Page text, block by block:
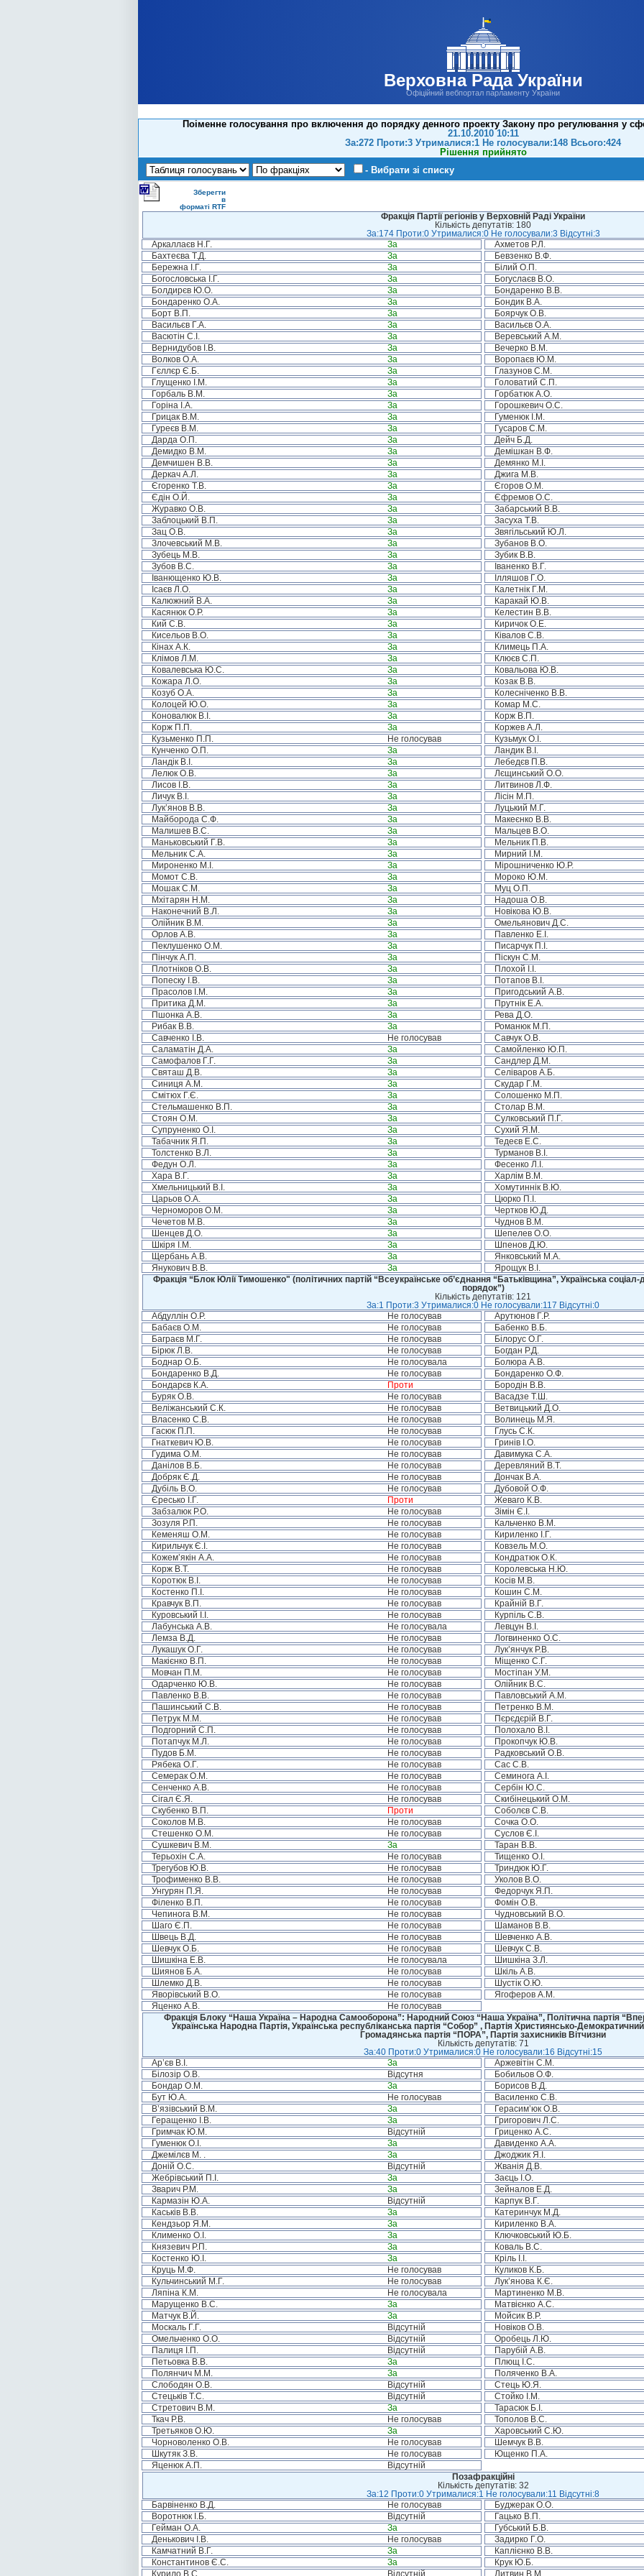
Верховна Рада України
Офіційний вебпортал парламенту України
Поіменне голосування про включення до порядку денного проекту Закону про регулювання у
21.10.2010 10:11
За:272 Проти:3 Утрималися:1 Не голосували:148 Всього:424
Рішення прийнято
- Вибрати зі списку
Зберегти
в
форматі RTF
Фракція Партії регіонів у Верховній Раді України
Кількість депутатів: 180
За:174 Проти:0 Утрималися:0 Не голосували:3 Відсутні:3
Аркаллаєв Н.Г.
За Ахметов Р.Л.
Бахтеєва Т.Д.
За Бевзенко В.Ф.
Бережна І.Г.
За Білий О.П.
Богословська І.Г.
За Богуслаєв В.О.
Болдирєв Ю.О.
За Бондаренко В.В.
Бондаренко О.А.
За Бондик В.А.
Борт В.П.
За Боярчук О.В.
Васильєв Г.А.
За Васильєв О.А.
Васютін С.І.
За Веревський А.М.
Вернидубов І.В.
За Вечерко В.М.
Волков О.А.
За Воропаєв Ю.М.
Гєллєр Є.Б.
За Глазунов С.М.
Глущенко І.М.
За Головатий С.П.
Горбаль В.М.
За Горбатюк А.О.
Горіна І.А.
За Горошкевич О.С.
Грицак В.М.
За Гуменюк І.М.
Гуреєв В.М.
За Гусаров С.М.
Дарда О.П.
За Дейч Б.Д.
Демидко В.М.
За Демішкан В.Ф.
Демчишен В.В.
За Демянко М.І.
Деркач А.Л.
За Джига М.В.
Єгоренко Т.В.
За Єгоров О.М.
Єдін О.Й.
За Єфремов О.С.
Журавко О.В.
За Забарський В.В.
Заблоцький В.П.
За Засуха Т.В.
Зац О.В.
За Звягільський Ю.Л.
Злочевський М.В.
За Зубанов В.О.
Зубець М.В.
За Зубик В.В.
Зубов В.С.
За Іваненко В.Г.
Іванющенко Ю.В.
За Ілляшов Г.О.
Ісаєв Л.О.
За Калетнік Г.М.
Калюжний В.А.
За Каракай Ю.В.
Касянюк О.Р.
За Келестин В.В.
Кий С.В.
За Киричок О.Е.
Кисельов В.О.
За Ківалов С.В.
Кінах А.К.
За Климець П.А.
Клімов Л.М.
За Клюєв С.П.
Ковалевська Ю.С.
За Ковальова Ю.В.
Кожара Л.О.
За Козак В.В.
Козуб О.А.
За Колесніченко В.В.
Колоцей Ю.О.
За Комар М.С.
Коновалюк В.І.
За Корж В.П.
Корж П.П.
За Коржев А.Л.
Кузьменко П.П.
Не голосував Кузьмук О.І.
Кунченко О.П.
За Ландик В.І.
Ландік В.І.
За Лебедєв П.В.
Лелюк О.В.
За Лєщинський О.О.
Лисов І.В.
За Литвинов Л.Ф.
Личук В.І.
За Лісін М.П.
Лук’янов В.В.
За Луцький М.Г.
Майборода С.Ф.
За Макеєнко В.В.
Малишев В.С.
За Мальцев В.О.
Маньковський Г.В.
За Мельник П.В.
Мельник С.А.
За Мирний І.М.
Мироненко М.І.
За Мірошниченко Ю.Р.
Момот С.В.
За Мороко Ю.М.
Мошак С.М.
За Муц О.П.
Мхітарян Н.М.
За Надоша О.В.
Наконечний В.Л.
За Новікова Ю.В.
Олійник В.М.
За Омельянович Д.С.
Орлов А.В.
За Павленко Е.І.
Пеклушенко О.М.
За Писарчук П.І.
Пінчук А.П.
За Піскун С.М.
Плотніков О.В.
За Плохой І.І.
Попеску І.В.
За Потапов В.І.
Прасолов І.М.
За Пригодський А.В.
Притика Д.М.
За Прутнік Е.А.
Пшонка А.В.
За Рева Д.О.
Рибак В.В.
За Романюк М.П.
Савченко І.В.
Не голосував Савчук О.В.
Саламатін Д.А.
За Самойленко Ю.П.
Самофалов Г.Г.
За Сандлер Д.М.
Святаш Д.В.
За Селіваров А.Б.
Синиця А.М.
За Скудар Г.М.
Смітюх Г.Є.
За Солошенко М.П.
Стельмашенко В.П.
За Столар В.М.
Стоян О.М.
За Сулковський П.Г.
Супруненко О.І.
За Сухий Я.М.
Табачник Я.П.
За Тедеєв Е.С.
Толстенко В.Л.
За Турманов В.І.
Федун О.Л.
За Фесенко Л.І.
Хара В.Г.
За Харлім В.М.
Хмельницький В.І.
За Хомутиннік В.Ю.
Царьов О.А.
За Цюрко П.І.
Черноморов О.М.
За Чертков Ю.Д.
Чечетов М.В.
За Чуднов В.М.
Шенцев Д.О.
За Шепелев О.О.
Шкіря І.М.
За Шпенов Д.Ю.
Щербань А.В.
За Янковський М.А.
Янукович В.В.
За Ярощук В.І.
Фракція “Блок Юлії Тимошенко" (політичних партій “Всеукраїнське об’єднання “Батьківщина”, Українська
порядок”)
Кількість депутатів: 121
За:1 Проти:3 Утрималися:0 Не голосували:117 Відсутні:0
Абдуллін О.Р.
Не голосував Арутюнов Г.Р.
Бабаєв О.М.
Не голосував Бабенко В.Б.
Баграєв М.Г.
Не голосував Білорус О.Г.
Бірюк Л.В.
Не голосував Богдан Р.Д.
Боднар О.Б.
Не голосувала Болюра А.В.
Бондаренко В.Д.
Не голосував Бондаренко О.Ф.
Бондарєв К.А.
Проти Бородін В.В.
Буряк О.В.
Не голосував Васадзе Т.Ш.
Веліжанський С.К.
Не голосував Ветвицький Д.О.
Власенко С.В.
Не голосував Волинець М.Я.
Гасюк П.П.
Не голосував Глусь С.К.
Гнаткевич Ю.В.
Не голосував Гринів І.О.
Гудима О.М.
Не голосував Давимука С.А.
Данілов В.Б.
Не голосував Деревляний В.Т.
Добряк Є.Д.
Не голосував Дончак В.А.
Дубіль В.О.
Не голосував Дубовой О.Ф.
Єресько І.Г.
Проти Жеваго К.В.
Забзалюк Р.О.
Не голосував Зімін Є.І.
Зозуля Р.П.
Не голосував Кальченко В.М.
Кеменяш О.М.
Не голосував Кириленко І.Г.
Кирильчук Є.І.
Не голосував Ковзель М.О.
Кожем’якін А.А.
Не голосував Кондратюк О.К.
Корж В.Т.
Не голосував Королевська Н.Ю.
Коротюк В.І.
Не голосував Косів М.В.
Костенко П.І.
Не голосував Кошин С.М.
Кравчук В.П.
Не голосував Крайній В.Г.
Куровський І.І.
Не голосував Курпіль С.В.
Лабунська А.В.
Не голосувала Левцун В.І.
Лемза В.Д.
Не голосував Логвиненко О.С.
Лукашук О.Г.
Не голосував Лук’янчук Р.В.
Макієнко В.П.
Не голосував Міщенко С.Г.
Мовчан П.М.
Не голосував Мостіпан У.М.
Одарченко Ю.В.
Не голосував Олійник В.С.
Павленко В.В.
Не голосував Павловський А.М.
Пашинський С.В.
Не голосував Петренко В.М.
Петрук М.М.
Не голосував Пєрєдєрій В.Г.
Подгорний С.П.
Не голосував Полохало В.І.
Потапчук М.Л.
Не голосував Прокопчук Ю.В.
Пудов Б.М.
Не голосував Радковський О.В.
Рябека О.Г.
Не голосував Сас С.В.
Семерак О.М.
Не голосував Семинога А.І.
Сенченко А.В.
Не голосував Сербін Ю.С.
Сігал Є.Я.
Не голосував Скибінецький О.М.
Скубенко В.П.
Проти Соболєв С.В.
Соколов М.В.
Не голосував Сочка О.О.
Стешенко О.М.
Не голосував Суслов Є.І.
Сушкевич В.М.
За Таран В.В.
Терьохін С.А.
Не голосував Тищенко О.І.
Трегубов Ю.В.
Не голосував Триндюк Ю.Г.
Трофименко В.В.
Не голосував Уколов В.О.
Унгурян П.Я.
Не голосував Федорчук Я.П.
Філенко В.П.
Не голосував Фомін О.В.
Чепинога В.М.
Не голосував Чудновський В.О.
Шаго Є.П.
Не голосував Шаманов В.В.
Швець В.Д.
Не голосував Шевченко А.В.
Шевчук О.Б.
Не голосував Шевчук С.В.
Шишкіна Е.В.
Не голосувала Шишкіна З.Л.
Шиянов Б.А.
Не голосував Шкіль А.В.
Шлемко Д.В.
Не голосував Шустік О.Ю.
Яворівський В.О.
Не голосував Ягоферов А.М.
Яценко А.В.
Не голосував
Фракція Блоку “Наша Україна – Народна Самооборона”: Народний Союз “Наша Україна”, Політична партія
Українська Народна Партія, Українська республіканська партія “Собор” , Партія Християнсько-
Громадянська партія “ПОРА”, Партія захисників Вітчизни
Кількість депутатів: 71
За:40 Проти:0 Утрималися:0 Не голосували:16 Відсутні:15
Ар’єв В.І.
За Аржевітін С.М.
Білозір О.В.
Відсутня Бобильов О.Ф.
Бондар О.М.
За Борисов В.Д.
Бут Ю.А.
Не голосував Василенко С.В.
В’язівський В.М.
За Герасим’юк О.В.
Геращенко І.В.
За Григорович Л.С.
Гримчак Ю.М.
Відсутній Гриценко А.С.
Гуменюк О.І.
За Давиденко А.А.
Джемілєв М. .
За Джоджик Я.І.
Доній О.С.
Відсутній Жванія Д.В.
Жебрівський П.І.
За Заєць І.О.
Зварич Р.М.
За Зейналов Е.Д.
Кармазін Ю.А.
Відсутній Карпук В.Г.
Каськів В.В.
За Катеринчук М.Д.
Кендзьор Я.М.
За Кириленко В.А.
Клименко О.І.
За Ключковський Ю.Б.
Князевич Р.П.
За Коваль В.С.
Костенко Ю.І.
За Кріль І.І.
Круць М.Ф.
Не голосував Куликов К.Б.
Кульчинський М.Г.
Не голосував Лук’янова К.Є.
Ляпіна К.М.
Не голосувала Мартиненко М.В.
Марущенко В.С.
За Матвієнко А.С.
Матчук В.Й.
За Мойсик В.Р.
Москаль Г.Г.
Відсутній Новіков О.В.
Омельченко О.О.
Відсутній Оробець Л.Ю.
Палиця І.П.
Відсутній Парубій А.В.
Петьовка В.В.
За Плющ І.С.
Полянчич М.М.
За Поляченко В.А.
Слободян О.В.
Відсутній Стець Ю.Я.
Стецьків Т.С.
Відсутній Стойко І.М.
Стретович В.М.
За Тарасюк Б.І.
Ткач Р.В.
Не голосував Тополов В.С.
Третьяков О.Ю.
За Харовський С.Ю.
Чорноволенко О.В.
Не голосував Шемчук В.В.
Шкутяк З.В.
Не голосував Ющенко П.А.
Яценюк А.П.
Відсутній
Позафракційні
Кількість депутатів: 32
За:12 Проти:0 Утрималися:1 Не голосували:11 Відсутні:8
Барвіненко В.Д.
Не голосував Буджерак О.О.
Воротнюк І.Б.
Відсутній Гацько В.П.
Гейман О.А.
За Губський Б.В.
Денькович І.В.
Не голосував Задирко Г.О.
Камчатний В.Г.
За Каплієнко В.В.
Константинов Є.С.
За Крук Ю.Б.
Курило В.С.
Відсутній Литвин В.М.